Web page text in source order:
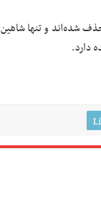
آسیا حذف شده‌اند و تنها شاهین
دارد.